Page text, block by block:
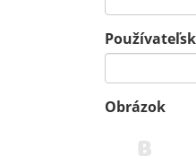
Obrázok